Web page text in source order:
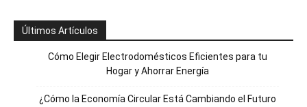
Últimos Artículos
Cómo Elegir Electrodomésticos Eficientes para tu
Hogar y Ahorrar Energía
¿Cómo la Economía Circular Está Cambiando el Futuro